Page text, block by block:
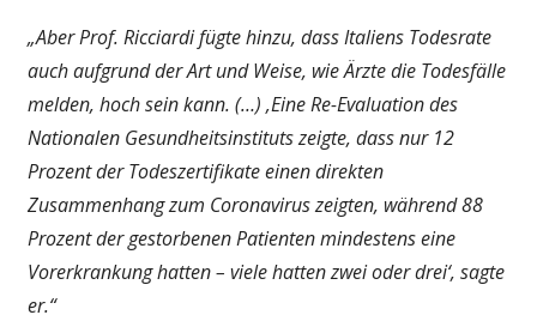
„Aber Prof. Ricciardi fügte hinzu, dass Italiens Todesrate
auch aufgrund der Art und Weise, wie Ärzte die Todesfälle
melden, hoch sein kann. (…) ‚Eine Re-Evaluation des
Nationalen Gesundheitsinstituts zeigte, dass nur 12
Prozent der Todeszertifikate einen direkten
Zusammenhang zum Coronavirus zeigten, während 88
Prozent der gestorbenen Patienten mindestens eine
Vorerkrankung hatten – viele hatten zwei oder drei‘, sagte
er.“